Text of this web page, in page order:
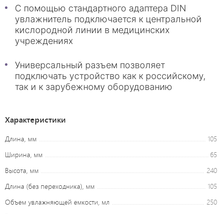
С помощью стандартного адаптера DIN
увлажнитель подключается к центральной
кислородной линии в медицинских
учреждениях
Универсальный разъем позволяет
подключать устройство как к российскому,
так и к зарубежному оборудованию
Характеристики
Длина, мм
105
Ширина, мм
65
Высота, мм
240
Длина (без переходника), мм
105
Объем увлажняющей емкости, мл
250